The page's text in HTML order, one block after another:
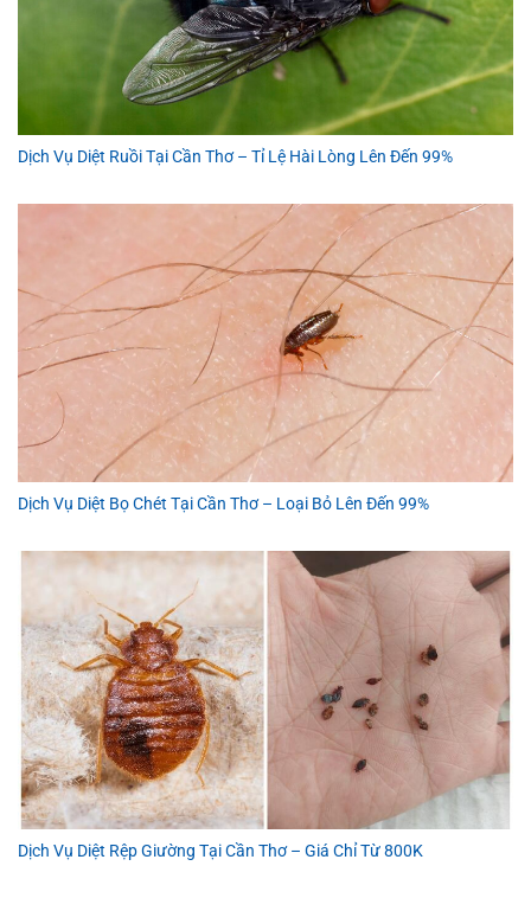
Dịch Vụ Diệt Ruồi Tại Cần Thơ – Tỉ Lệ Hài Lòng Lên Đến 99%
Dịch Vụ Diệt Bọ Chét Tại Cần Thơ – Loại Bỏ Lên Đến 99%
Dịch Vụ Diệt Rệp Giường Tại Cần Thơ – Giá Chỉ Từ 800K